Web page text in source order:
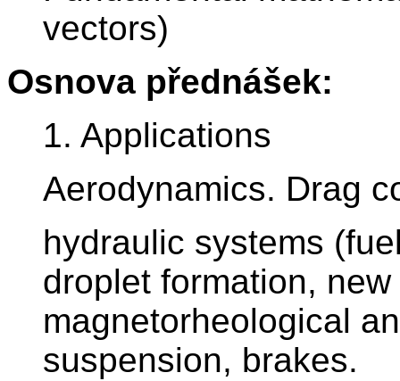
vectors)
Osnova přednášek:
1. Applications
Aerodynamics. Drag
hydraulic systems
droplet formation,
magnetorheological
suspension, brakes.